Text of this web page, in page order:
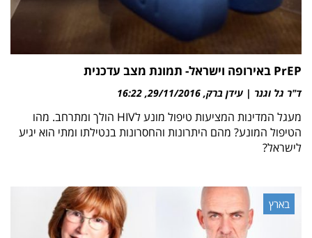
PrEP באירופה וישראל- תמונת מצב עדכנית
ד"ר גל וגנר | עידן ברק 29/11/2016
16:22
מעגל המדינות המציעות טיפול מונע לHIV הולך ומתרחב. מהו
הטיפול המונע? מהם היתרונות והחסרונות בנטילתו ומתי הוא יגיע
לישראל?
בארץ